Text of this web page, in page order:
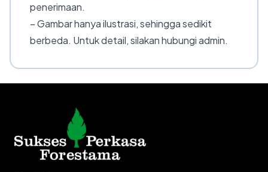
penerimaan.
– Gambar hanya ilustrasi, sehingga sedikit
berbeda. Untuk detail, silakan hubungi admin.